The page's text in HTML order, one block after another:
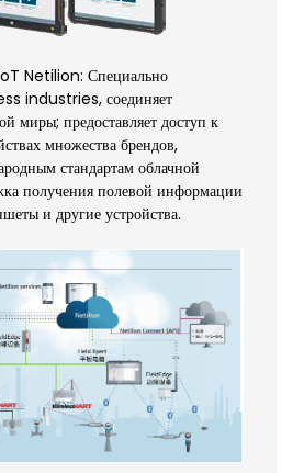
Netilion: Специально
industries, соединяет
миры; предоставляет доступ к
множества брендов,
стандартам облачной
получения полевой информации
и другие устройства.